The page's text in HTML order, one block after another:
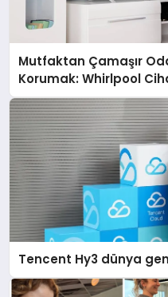
Mutfaktan Çamaşır
Korumak: Whirlpool
Destek Deneyimi
Tencent Hy3 dünya